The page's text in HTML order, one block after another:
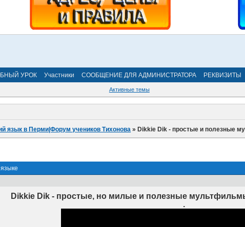
УРОК Участники СООБЩЕНИЕ ДЛЯ АДМИНИСТРАТОРА РЕКВИЗИТЫ
Активные темы
язык в Перми|Форум учеников Тихонова »Dikkie Dik - простые и полезные
Dikkie Dik - простые, но милые и полезные
.